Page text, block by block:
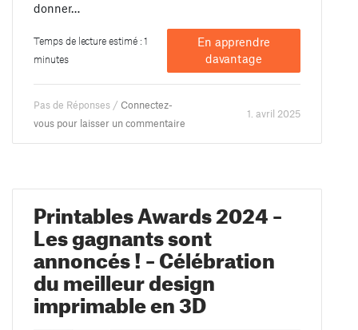
donner…
Temps de lecture estimé : 1
minutes
En apprendre
davantage
Pas de Réponses / Connectez-
vous pour laisser un commentaire
1. avril 2025
Printables Awards 2024 –
Les gagnants sont
annoncés ! – Célébration
du meilleur design
imprimable en 3D